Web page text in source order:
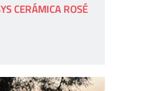
CERÁMICA ROSÉ